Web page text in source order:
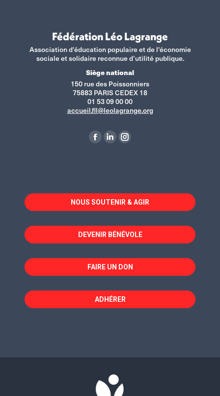
Fédération Léo Lagrange
Association d'éducation populaire et de l'économie
sociale et solidaire reconnue d’utilité publique.
Siège national
150 rue des Poissonniers
75883 PARIS CEDEX 18
01 53 09 00 00
accueil.fll@leolagrange.org
La
dans
une
fenêtre
La
dans
une
fenêtre
La
dans
une
fenêtre
NOUS SOUTENIR & AGIR
DEVENIR BÉNÉVOLE
FAIRE UN DON
ADHÉRER